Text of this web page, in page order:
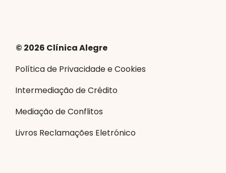
© 2026 Clínica Alegre
Política de Privacidade e Cookies
Livros Reclamações Eletrónico
Intermediação de Crédito
Mediação de Conflitos